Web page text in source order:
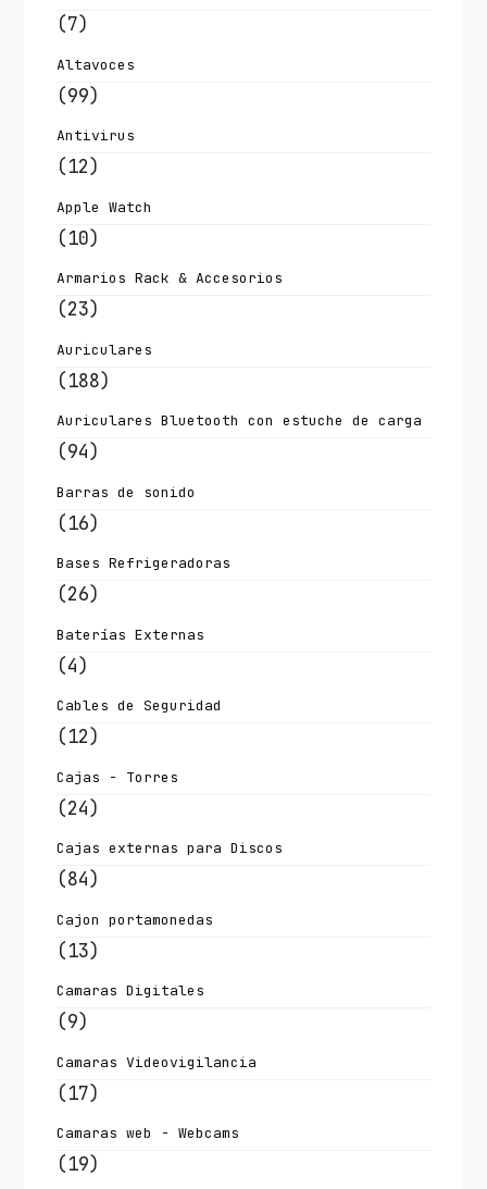
(7)
Altavoces
(99)
Antivirus
(12)
Apple Watch
(10)
Armarios Rack & Accesorios
(23)
Auriculares
(188)
Auriculares Bluetooth con estuche de carga
(94)
Barras de sonido
(16)
Bases Refrigeradoras
(26)
Baterías Externas
(4)
Cables de Seguridad
(12)
Cajas - Torres
(24)
Cajas externas para Discos
(84)
Cajon portamonedas
(13)
Camaras Digitales
(9)
Camaras Videovigilancia
(17)
Camaras web - Webcams
(19)